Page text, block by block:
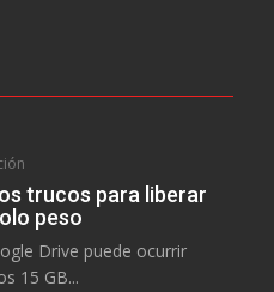
trucos para liberar
peso
Drive puede ocurrir
15 GB...